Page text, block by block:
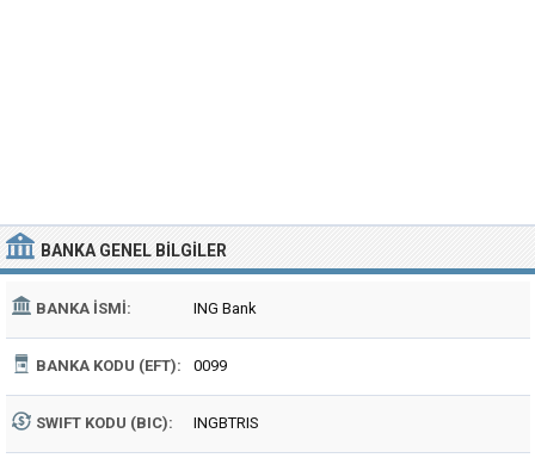
BANKA GENEL BILGILER
BANKA İSMI: ING Bank
BANKA KODU (EFT): 0099
SWIFT KODU (BIC): INGBTRIS